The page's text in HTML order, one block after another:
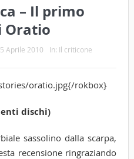
– Il primo
Oratio
Aprile 2010 In: Il criticone
oratio.jpg{/rokbox}
dischi)
sassolino dalla scarpa,
recensione ringraziando